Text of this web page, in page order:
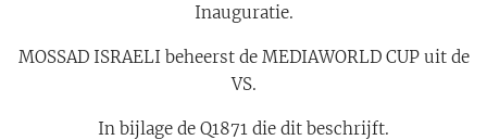
Inauguratie.
MOSSAD ISRAELI beheerst de MEDIAWORLD CUP uit de
VS.
In bijlage de Q1871 die dit beschrijft.